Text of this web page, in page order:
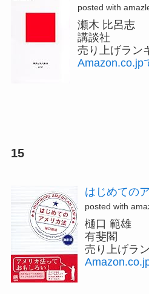
posted with
瀬木 比呂志
講談社
売り上げラン
Amazon.co.jp
15
はじめての
posted with
樋口 範雄
有斐閣
売り上げラ